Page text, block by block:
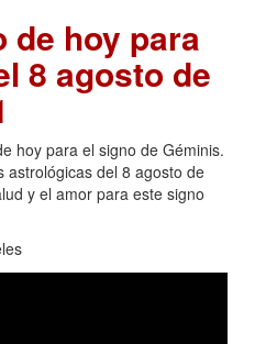
de hoy para
8 agosto de
hoy para el signo de Géminis.
astrológicas del 8 agosto de
y el amor para este signo